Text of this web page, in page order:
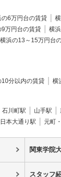
の6万円台の賃貸
9万円台の賃貸
横
横浜の13～15万円台
10分以内の賃貸 横
石川町駅 山手駅
日本大通り駅 元町
関東学院
スタッフ